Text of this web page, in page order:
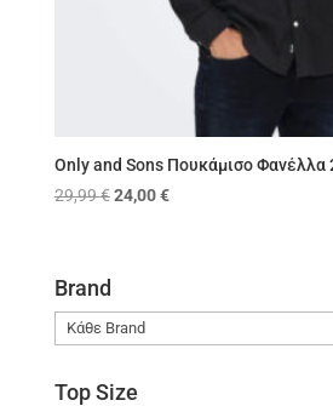
Only and Sons Πουκάμισο Φανέλλα
29,99€ Original
24,00€Η
Brand
Top Size